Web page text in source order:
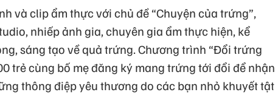
và clip ẩm thực với chủ đề “Chuyện của trứng”,
nhiếp ảnh gia, chuyên gia ẩm thực hiện, kể
sáng tạo về quả trứng. Chương trình “Đổi trứng
trẻ cùng bố mẹ đăng ký mang trứng tới đổi để nhận
thông điệp yêu thương do các bạn nhỏ khuyết tật